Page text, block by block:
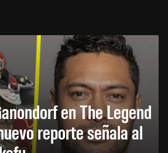
en The Legend
reporte señala al